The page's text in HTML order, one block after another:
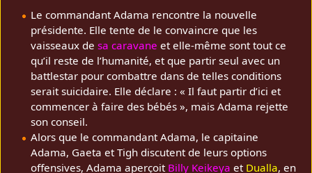
Le commandant Adama rencontre la nouvelle
présidente. Elle tente de le convaincre que les
vaisseaux de sa caravane et elle-même sont tout ce
qu’il reste de l’humanité, et que partir seul avec un
battlestar pour combattre dans de telles conditions
serait suicidaire. Elle déclare : « Il faut partir d’ici et
commencer à faire des bébés », mais Adama rejette
son conseil.
Alors que le commandant Adama, le capitaine
Adama, Gaeta et Tigh discutent de leurs options
offensives, Adama aperçoit Billy Keikeya et Dualla, en